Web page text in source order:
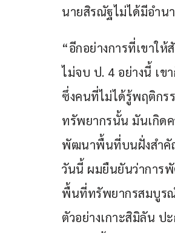
นายสิรณัฐไม่ได้มีอำน
“อีกอย่างการที่เขาใ
ไม่จบ ป. 4 อย่างนี้ เข
ซึ่งคนที่ไม่ได้รู้พฤติกร
ทรัพยากรนั้น มันเกิดค
พัฒนาพื้นที่บนฝั่งสำคัญ
วันนี้ ผมยืนยันว่าการ
พื้นที่ทรัพยากรสมบูรณ์
ตัวอย่างเกาะสิมิลัน ป